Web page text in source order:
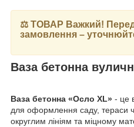
⚖️ ТОВАР Важкий!
замовлення –
Ваза бетонна
Ваза бетонна «Осло XL» - це
для оформлення саду, тераси
округлим лініям та міцному